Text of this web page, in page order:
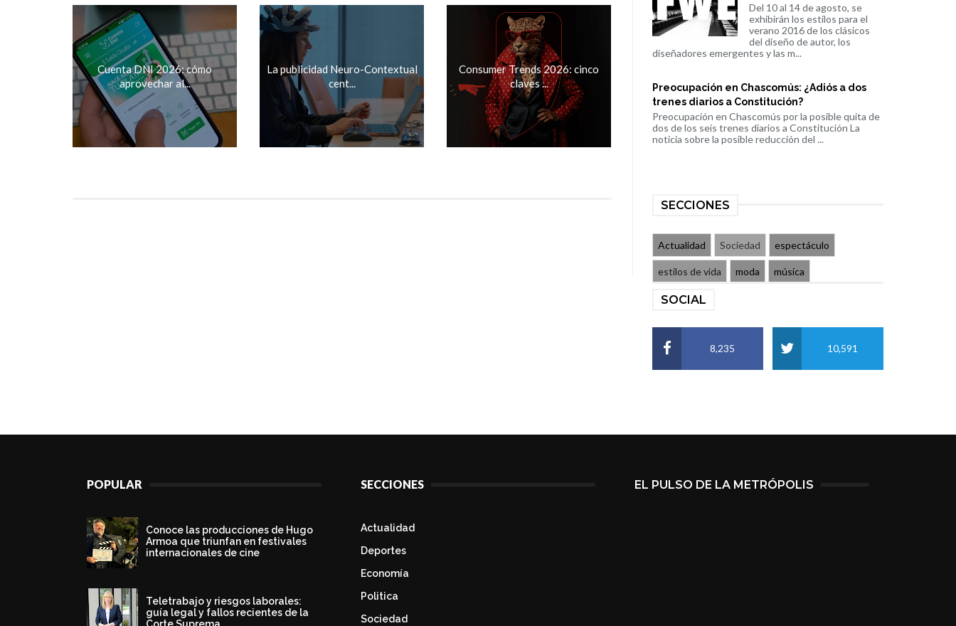
Cuenta DNI 2026: cómo
aprovechar al...
La publicidad Neuro-Contextual
cent...
Consumer Trends 2026: cinco
claves ...
Del 10 al 14 de agosto, se
exhibirán los estilos para el
verano 2016 de los clásicos
del diseño de autor, los
diseñadores emergentes y las m...
Preocupación en Chascomús: ¿Adiós a dos
trenes diarios a Constitución?
Preocupación en Chascomús por la posible quita de
dos de los seis trenes diarios a Constitución La
noticia sobre la posible reducción del ...
SECCIONES
Actualidad Sociedad espectáculo
estilos de vida moda música
SOCIAL
8,235 10,591
POPULAR
Conoce las producciones de Hugo
Armoa que triunfan en festivales
internacionales de cine
Teletrabajo y riesgos laborales:
guía legal y fallos recientes de la
SECCIONES
Actualidad
Deportes
Economía
Politica
Sociedad
EL PULSO DE LA METRÓPOLIS